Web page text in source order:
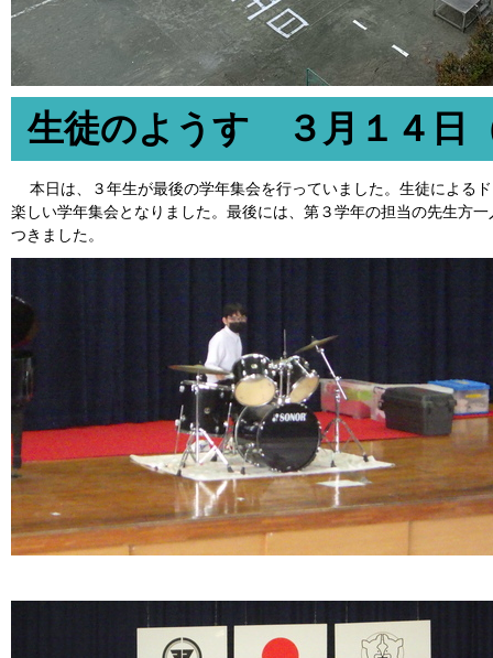
生徒のようす ３月１４日
本日は、３年生が最後の学年集会を行っていました。生徒による
楽しい学年集会となりました。最後には、第３学年の担当の先生方
つきました。